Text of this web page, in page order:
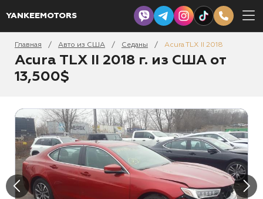
YANKEEMOTORS
Главная / Авто из США / Седаны / Acura TLX II 2018
Acura TLX II 2018 г. из США от
13,500$